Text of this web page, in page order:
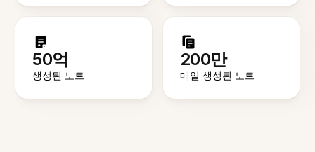
50억
생성된 노트
200만
매일 생성된 노트